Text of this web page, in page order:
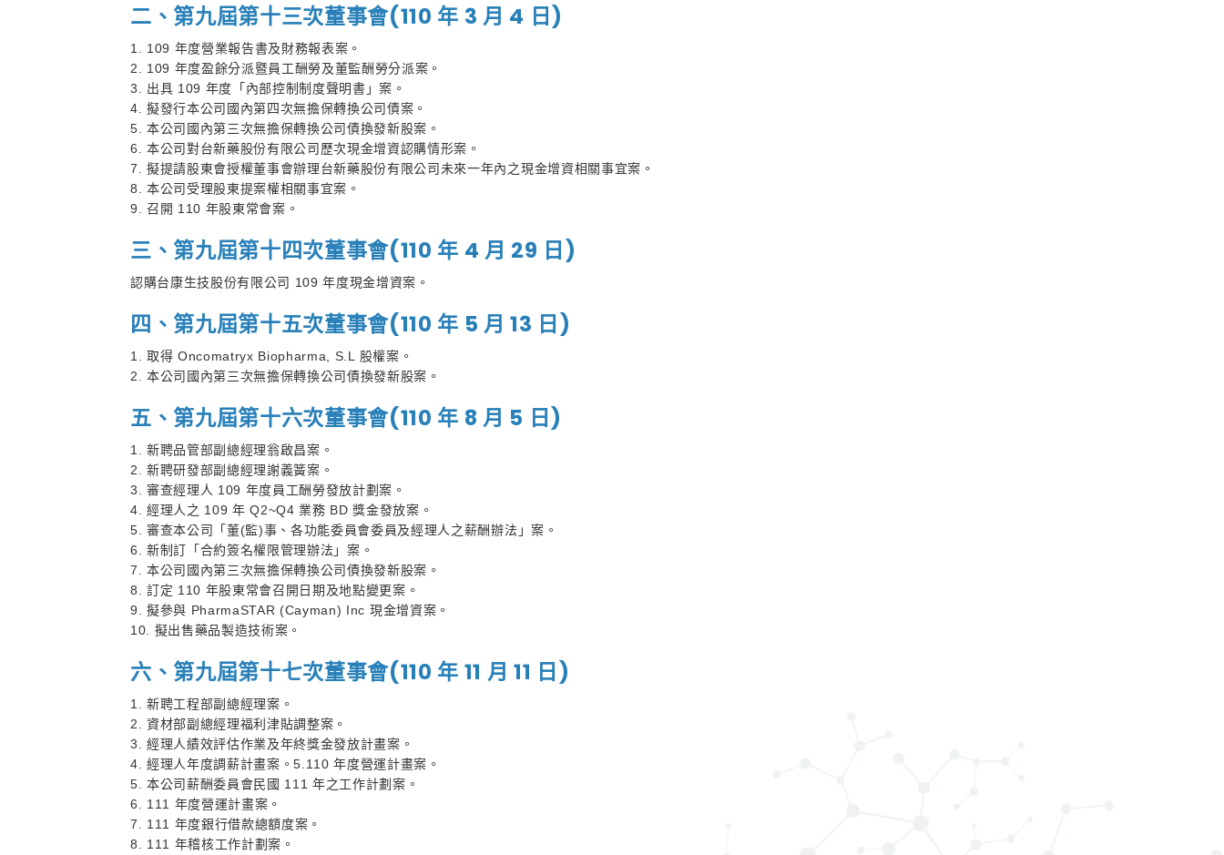
二、第九屆第十三次董事會(110 年 3 月 4 日)
1. 109 年度營業報告書及財務報表案。
2. 109 年度盈餘分派暨員工酬勞及董監酬勞分派案。
3. 出具 109 年度「內部控制制度聲明書」案。
4. 擬發行本公司國內第四次無擔保轉換公司債案。
5. 本公司國內第三次無擔保轉換公司債換發新股案。
6. 本公司對台新藥股份有限公司歷次現金增資認購情形案。
7. 擬提請股東會授權董事會辦理台新藥股份有限公司未來一年內之現金增資相關事宜案。
8. 本公司受理股東提案權相關事宜案。
9. 召開 110 年股東常會案。
三、第九屆第十四次董事會(110 年 4 月 29 日)
認購台康生技股份有限公司 109 年度現金增資案。
四、第九屆第十五次董事會(110 年 5 月 13 日)
1. 取得 Oncomatryx Biopharma, S.L 股權案。
2. 本公司國內第三次無擔保轉換公司債換發新股案。
五、第九屆第十六次董事會(110 年 8 月 5 日)
1. 新聘品管部副總經理翁啟昌案。
2. 新聘研發部副總經理謝義簧案。
3. 審查經理人 109 年度員工酬勞發放計劃案。
4. 經理人之 109 年 Q2~Q4 業務 BD 獎金發放案。
5. 審查本公司「董(監)事、各功能委員會委員及經理人之薪酬辦法」案。
6. 新制訂「合約簽名權限管理辦法」案。
7. 本公司國內第三次無擔保轉換公司債換發新股案。
8. 訂定 110 年股東常會召開日期及地點變更案。
9. 擬參與 PharmaSTAR (Cayman) Inc 現金增資案。
10. 擬出售藥品製造技術案。
六、第九屆第十七次董事會(110 年 11 月 11 日)
1. 新聘工程部副總經理案。
2. 資材部副總經理福利津貼調整案。
3. 經理人績效評估作業及年終獎金發放計畫案。
4. 經理人年度調薪計畫案。5.110 年度營運計畫案。
5. 本公司薪酬委員會民國 111 年之工作計劃案。
6. 111 年度營運計畫案。
7. 111 年度銀行借款總額度案。
8. 111 年稽核工作計劃案。